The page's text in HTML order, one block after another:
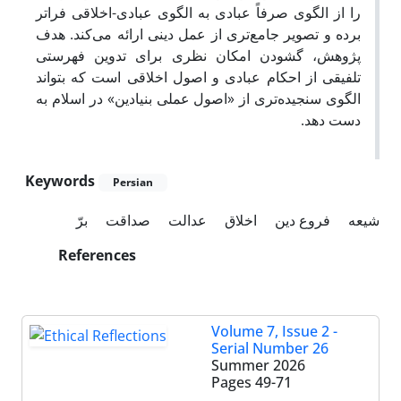
را از الگوی صرفاً عبادی به الگوی عبادی-اخلاقی فراتر
برده و تصویر جامع‌تری از عمل دینی ارائه می‌کند. هدف
پژوهش، گشودن امکان نظری برای تدوین فهرستی
تلفیقی از احکام عبادی و اصول اخلاقی است که بتواند
الگوی سنجیده‌تری از «اصول عملی بنیادین» در اسلام به
دست دهد.
Keywords Persian
شیعه فروع دین اخلاق عدالت صداقت
برّ
References
Volume 7, Issue 2 -
Serial Number 26
Summer 2026
Pages 49-71